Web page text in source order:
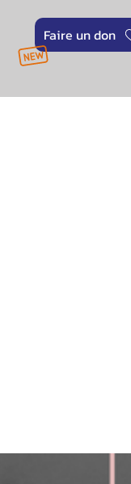
Faire un don